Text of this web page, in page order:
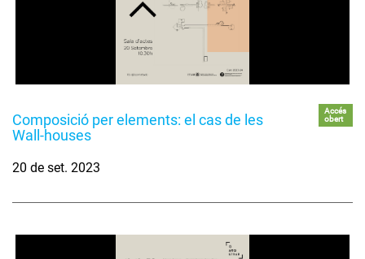
Composició per elements: el cas de les
Wall-houses
Accés
obert
20 de set. 2023